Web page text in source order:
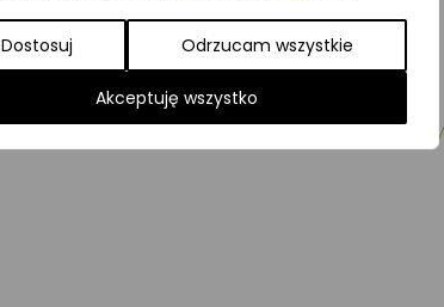
Dostosuj Odrzucam wszystkie
Akceptuję wszystko
Najniższa cena z ostatnich 30 dni:65,00zł
Brak danych
Kategorie:ILUSTRACJE,Motyle nocne,Owady